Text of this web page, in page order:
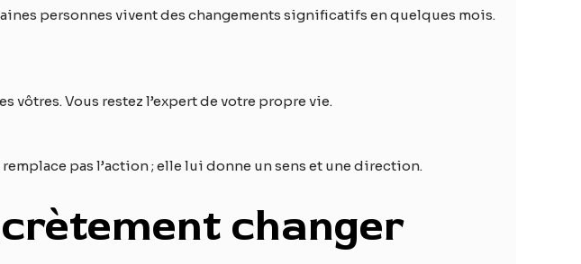
personnes vivent des changements significatifs en quelques mois.
vôtres. Vous restez l’expert de votre propre vie.
pas l’action ; elle lui donne un sens et une direction.
changer